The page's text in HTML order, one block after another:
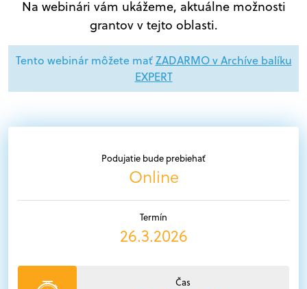
Podujatie bude prebiehať
Online
Termín
26.3.2026
Čas
Na webinári vám ukážeme, aktuálne možnosti
grantov v tejto oblasti.
Tento webinár môžete maťZADARMO v Archíve balíku
EXPERT